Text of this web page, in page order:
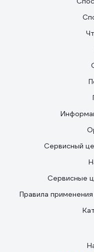
Сервисный
Сервисные
Правила